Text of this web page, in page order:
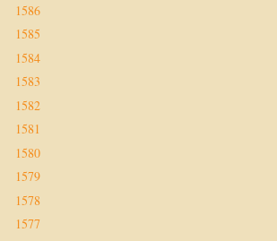
1586
1585
1584
1583
1582
1581
1580
1579
1578
1577